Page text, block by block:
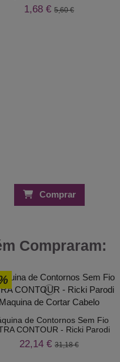
1,68 €5,60 €
Comprar
Compraram:
de Contornos Sem Fio
CONTOUR - Ricki Parodi
22,14 €31,18 €